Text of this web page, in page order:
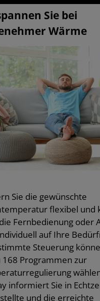
Sie bei
Wärme
Sie die gewünschte
flexibel und
Fernbedienung oder
auf Ihre
Steuerung
168 Programmen zur
informiert Sie in
und die erreichte